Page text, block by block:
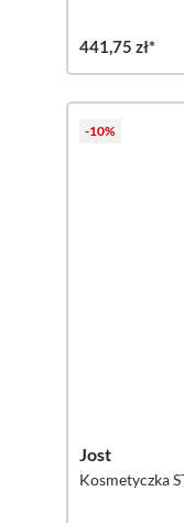
441,75 zł*
-10%
Jost
Kosmetyczka